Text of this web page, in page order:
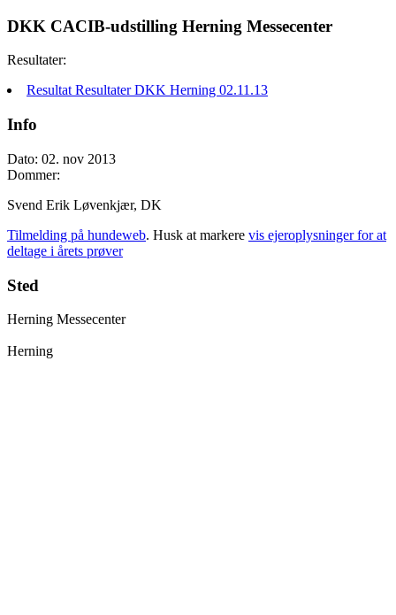
DKK CACIB-udstilling Herning Messecenter
Resultater:
Resultat Resultater DKK Herning 02.11.13
Info
Dato: 02. nov 2013
Dommer:
Svend Erik Løvenkjær, DK
Tilmelding på hundeweb. Husk at markere vis ejeroplysninger for at
deltage i årets prøver
Sted
Herning Messecenter
Herning